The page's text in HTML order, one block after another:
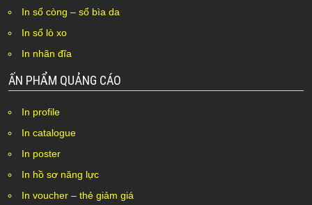
In sổ còng – sổ bìa da
In sổ lò xo
In nhãn đĩa
ẤN PHẨM QUẢNG CÁO
In profile
In catalogue
In poster
In hồ sơ năng lực
In voucher – thẻ giảm giá